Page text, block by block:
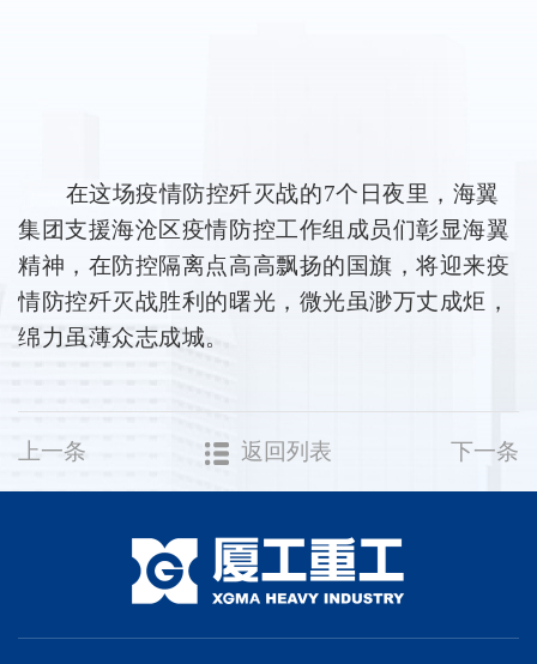
在这场疫情防控歼灭战的7个日夜里，海翼
集团支援海沧区疫情防控工作组成员们彰显海翼
精神，在防控隔离点高高飘扬的国旗，将迎来疫
情防控歼灭战胜利的曙光，微光虽渺万丈成炬，
绵力虽薄众志成城。
上一条 返回列表 下一条